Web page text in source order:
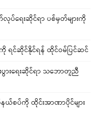
ပ်ရေးဆိုင်ရာ ပစ်မှတ်များကို
ကို ရင်ဆိုင်နိုင်ရန် ထိုင်ဝမ်ပြင်ဆင်
းပွားရေးဆိုင်ရာ သဘောတူညီ
ယ်စပ်ကို ထိုင်းအာဏာပိုင်များ